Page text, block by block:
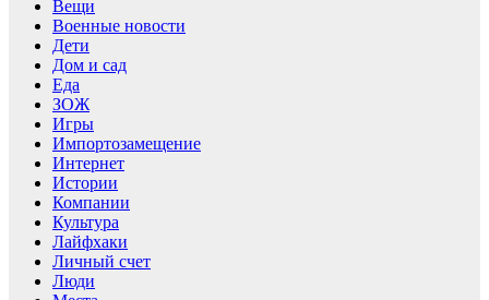
Вещи
Военные новости
Дети
Дом и сад
Еда
ЗОЖ
Игры
Импортозамещение
Интернет
Истории
Компании
Культура
Лайфхаки
Личный счет
Люди